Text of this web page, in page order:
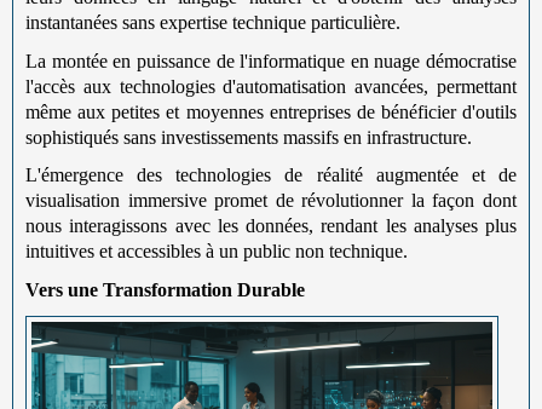
instantanées sans expertise technique particulière.
La montée en puissance de l'informatique en nuage démocratise
l'accès aux technologies d'automatisation avancées, permettant
même aux petites et moyennes entreprises de bénéficier d'outils
sophistiqués sans investissements massifs en infrastructure.
L'émergence des technologies de réalité augmentée et de
visualisation immersive promet de révolutionner la façon dont
nous interagissons avec les données, rendant les analyses plus
intuitives et accessibles à un public non technique.
Vers une Transformation Durable